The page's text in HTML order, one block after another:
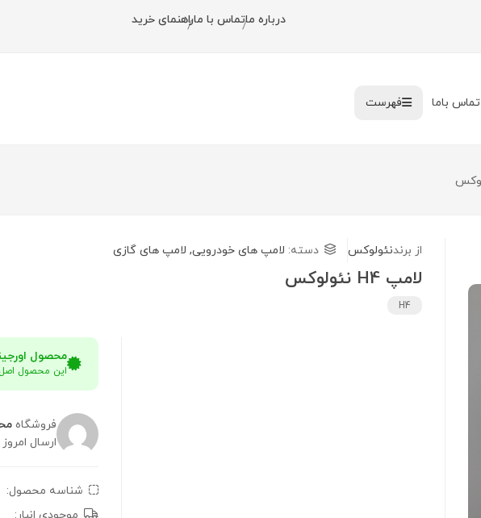
درباره ما/تماس با ما/
راهنمای خرید
تماس باما فهرست
از برندنئولوکس دسته: لامپ های خودرویی, لامپ های گازی
لامپ H4 نئولوکس
H4
محصول
این محصول
فروشگاه
ارسال امروز
شناسه محصول: